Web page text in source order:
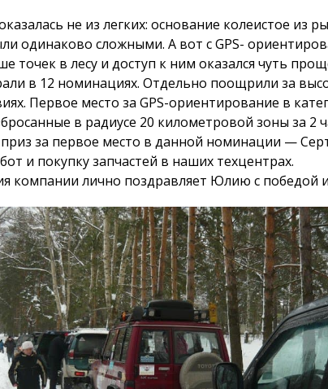
не из легких: основание колеистое из
одинаково сложными. А вот с GPS-
точек в лесу и доступ к ним оказался чуть
в 12 номинациях. Отдельно поощрили за
Первое место за GPS-ориентирование в
в радиусе 20 километровой зоны за 2
за первое место в данной номинации —
и покупку запчастей в наших техцентрах.
компании лично поздравляет Юлию с победой